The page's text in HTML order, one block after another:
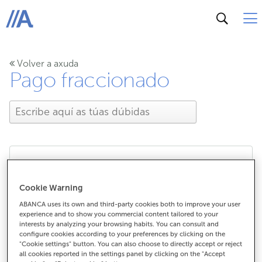
ABANCA
Volver a axuda
Pago fraccionado
Como sei que podo
aprazar unha compra?
Como sei que podo aprazar unha
Cookie Warning
ABANCA uses its own and third-party cookies both to improve your user
experience and to show you commercial content tailored to your
interests by analyzing your browsing habits. You can consult and
configure cookies according to your preferences by clicking on the
"Cookie settings" button. You can also choose to directly accept or reject
all cookies reported in the settings panel by clicking on the "Accept